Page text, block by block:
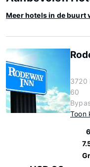
Meer hotels in de buurt
3720
60
Toon